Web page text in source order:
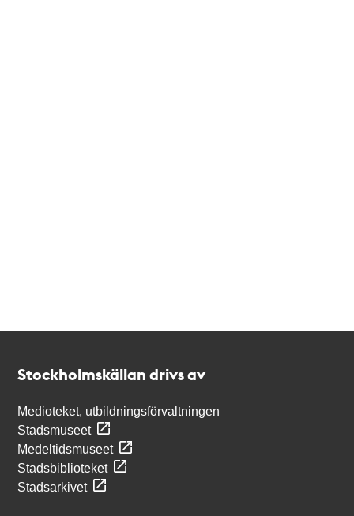
Stockholmskällan drivs av
Medioteket, utbildningsförvaltningen
Stadsmuseet
Medeltidsmuseet
Stadsbiblioteket
Stadsarkivet